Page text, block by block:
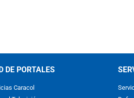
DE PORTALES
Caracol